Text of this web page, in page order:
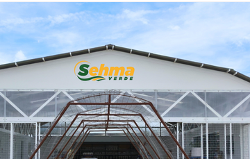
Pintura Madera
y sostenibilidad Tendencia de color